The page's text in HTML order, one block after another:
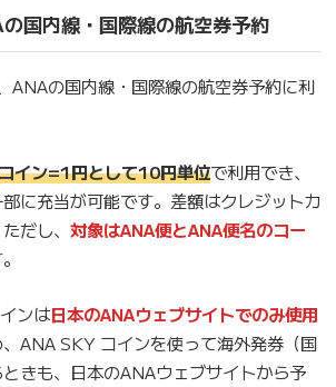
国内線・国際線の航空券予約
ANAの国内線・国際線の航空券予約に利
イン=1円として10円単位で利用でき、
に充当が可能です。差額はクレジットカ
だし、 対象はANA便とANA便名のコー
ンは日本のANAウェブサイトでのみ使用
ANA SKY コインを使って海外発券（国
きも、日本のANAウェブサイトから予